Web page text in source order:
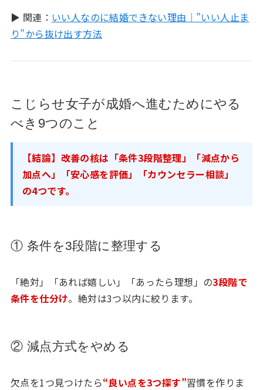
▶ 関連： いい人なのに結婚できない理由｜”いい人止ま
り”から抜け出す方法
こじらせ女子が成婚へ進むためにやる
べき9つのこと
【結論】改善の核は「条件3段階整理」「減点から
加点へ」「安心感を評価」「カウンセラー相談」
の4つです。
① 条件を3段階に整理する
「絶対」「あれば嬉しい」「あったら理想」の3段階で
条件を仕分け。絶対は3つ以内に絞ります。
② 減点方式をやめる
欠点を1つ見つけたら“良い点を3つ探す”習慣を作りま